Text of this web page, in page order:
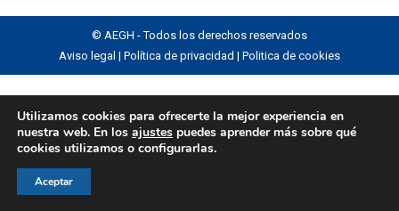
© AEGH - Todos los derechos reservados
Aviso legal | Política de privacidad | Politica de cookies
Utilizamos cookies para ofrecerte la mejor experiencia en
nuestra web. En los ajustes puedes aprender más sobre qué
cookies utilizamos o configurarlas.
Aceptar